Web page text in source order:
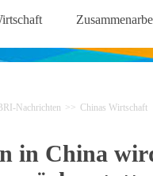
BRI-Nachrichten >> Chinas Wirtschaft
in China